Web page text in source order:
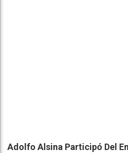
Adolfo Alsina Participó Del